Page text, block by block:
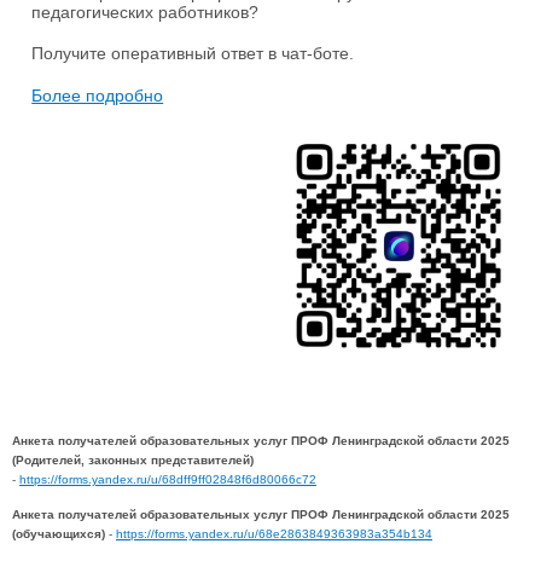
педагогических работников?
Получите оперативный ответ в чат-боте.
Более подробно
Анкета получателей образовательных услуг ПРОФ Ленинградской области 2025
(Родителей, законных представителей)
- https://forms.yandex.ru/u/68dff9ff02848f6d80066c72
Анкета получателей образовательных услуг ПРОФ Ленинградской области 2025
(обучающихся) - https://forms.yandex.ru/u/68e2863849363983a354b134